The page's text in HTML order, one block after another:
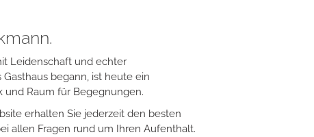
Leidenschaft und echter
begann, ist heute ein
Raum für Begegnungen.
erhalten Sie jederzeit den besten